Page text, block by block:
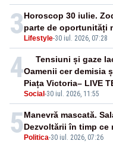
3 Lifestyle-30 iul. 2026, 07:28
Horoscop 30 iulie.
parte de oportunități
4
Social -30 iul. 2026, 11:55
Tensiuni și gaze
Oamenii cer demisia
Piața Victoria– LIVE
5 Politica-30 iul. 2026, 07:26
Manevră mascată.
Dezvoltării în timp ce